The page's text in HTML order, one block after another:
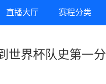
直播大厅 赛程分类
世界杯队史第一分